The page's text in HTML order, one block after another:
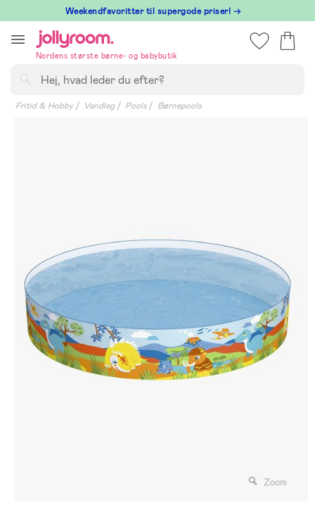
till
innehållet
⁠ Weekendfavoritter til supergode priser! →
Nordens største børne- og babybutik
Fritid & Hobby Vandleg Pools Børnepools
Zoom